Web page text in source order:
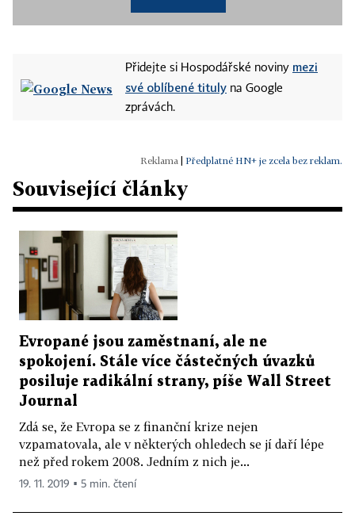
Přidejte si Hospodářské noviny mezi
své oblíbené tituly na Google
zprávách.
Předplatné HN+ je zcela bez reklam.
Související články
Evropané jsou zaměstnaní, ale ne
spokojení. Stále více částečných úvazků
posiluje radikální strany, píše Wall Street
Journal
Zdá se, že Evropa se z finanční krize nejen
vzpamatovala, ale v některých ohledech se jí daří lépe
než před rokem 2008. Jedním z nich je...
19. 11. 2019 ▪ 5 min. čtení